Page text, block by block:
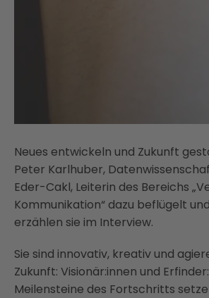
Neues entwickeln und Zukunft
Peter Karlhuber,
Eder-Cakl, Leiterin des Bereichs
Kommunikation“ dazu beflügelt
erzählen sie im Interview.
Sie sind innovativ, kreativ und
Zukunft: Visionär:innen und
Meilensteine des Fortschritts